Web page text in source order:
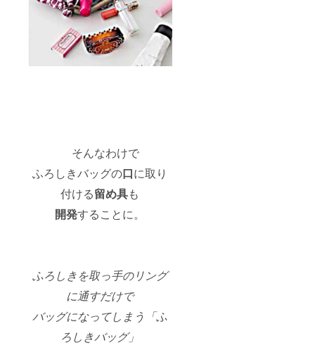
そんなわけで
ふろしきバッグの口に取り
付ける留め具も
開発することに。
ふろしきを取っ手のリング
に通すだけで
バッグになってしまう「ふ
ろしきバッグ」